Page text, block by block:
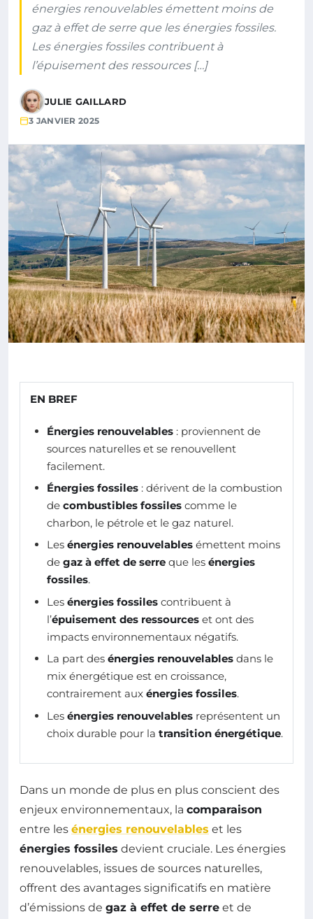
énergies renouvelables émettent moins de
gaz à effet de serre que les énergies fossiles.
Les énergies fossiles contribuent à
l’épuisement des ressources […]
JULIE GAILLARD
3 JANVIER 2025
EN BREF
Énergies renouvelables : proviennent de
sources naturelles et se renouvellent
facilement.
Énergies fossiles : dérivent de la combustion
de combustibles fossiles comme le
charbon, le pétrole et le gaz naturel.
Les énergies renouvelables émettent moins
de gaz à effet de serre que les énergies
fossiles.
Les énergies fossiles contribuent à
l’épuisement des ressources et ont des
impacts environnementaux négatifs.
La part des énergies renouvelables dans le
mix énergétique est en croissance,
contrairement aux énergies fossiles.
Les énergies renouvelables représentent un
choix durable pour la transition énergétique.
Dans un monde de plus en plus conscient des
enjeux environnementaux, la comparaison
entre les énergies renouvelables et les
énergies fossiles devient cruciale. Les énergies
renouvelables, issues de sources naturelles,
offrent des avantages significatifs en matière
d’émissions de gaz à effet de serre et de